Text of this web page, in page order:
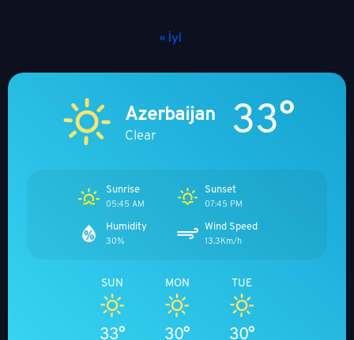
« İyl
Azerbaijan
Clear 33°
Sunrise
05:45 AM
Sunset
07:45 PM
Humidity
30%
Wind Speed
13.3Km/h
SUN
33°
MON
30°
TUE
30°